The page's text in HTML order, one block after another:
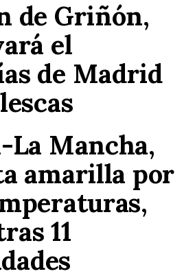
de Griñón,
el
de Madrid
La Mancha,
amarilla por
11